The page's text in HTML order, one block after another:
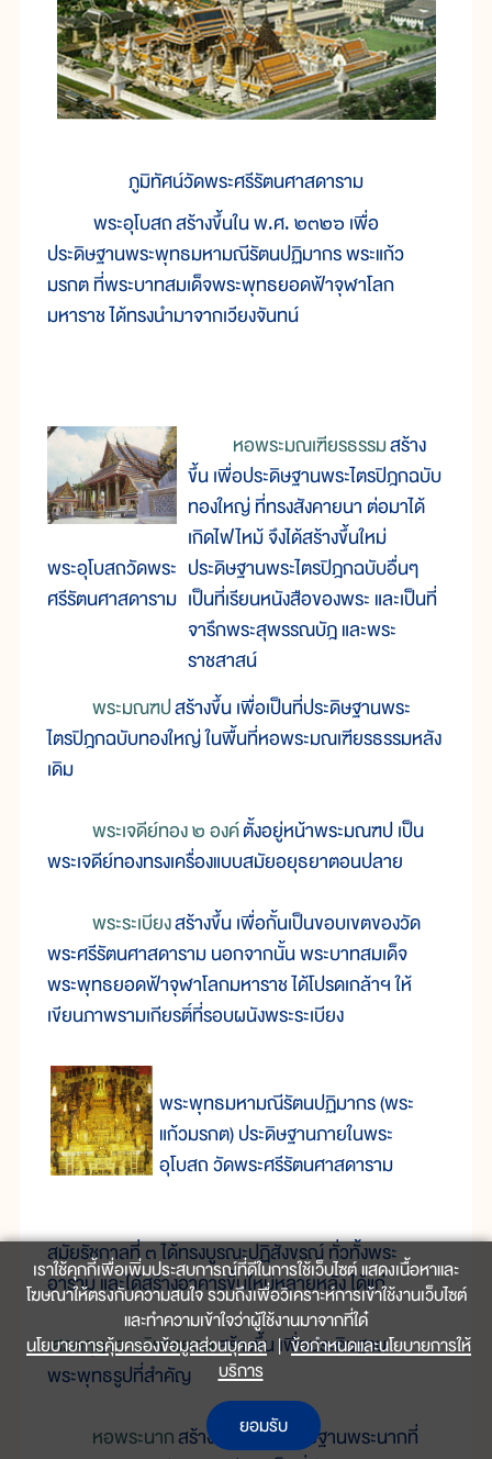
ภูมิทัศน์วัดพระศรีรัตนศาสดาราม
พระอุโบสถ สร้างขึ้นใน พ.ศ. ๒๓๒๖ เพื่อ
ประดิษฐานพระพุทธมหามณีรัตนปฏิมากร พระแก้ว
มรกต ที่พระบาทสมเด็จพระพุทธยอดฟ้าจุฬาโลก
มหาราช ได้ทรงนำมาจากเวียงจันทน์
พระอุโบสถวัดพระ
ศรีรัตนศาสดาราม
หอพระมณเฑียรธรรมสร้าง
ขึ้น เพื่อประดิษฐานพระไตรปิฎกฉบับ
ทองใหญ่ ที่ทรงสังคายนา ต่อมาได้
เกิดไฟไหม้ จึงได้สร้างขึ้นใหม่
ประดิษฐานพระไตรปิฎกฉบับอื่นๆ
เป็นที่เรียนหนังสือของพระ และเป็นที่
จารึกพระสุพรรณบัฎ และพระ
ราชสาสน์
พระมณฑปสร้างขึ้น เพื่อเป็นที่ประดิษฐานพระ
ไตรปิฎกฉบับทองใหญ่ ในพื้นที่หอพระมณเฑียรธรรมหลัง
เดิม
พระเจดีย์ทอง ๒ องค์ตั้งอยู่หน้าพระมณฑป เป็น
พระเจดีย์ทองทรงเครื่องแบบสมัยอยุธยาตอนปลาย
พระระเบียงสร้างขึ้น เพื่อกั้นเป็นขอบเขตของวัด
พระศรีรัตนศาสดาราม นอกจากนั้น พระบาทสมเด็จ
พระพุทธยอดฟ้าจุฬาโลกมหาราช ได้โปรดเกล้าฯ ให้
เขียนภาพรามเกียรติ์ที่รอบผนังพระระเบียง
พระพุทธมหามณีรัตนปฏิมากร (พระ
แก้วมรกต) ประดิษฐานภายในพระ
อุโบสถ วัดพระศรีรัตนศาสดาราม
สมัยรัชกาลที่ ๓ ได้ทรงบูรณะปฏิสังขรณ์ ทั่วทั้งพระ
อาราม และได้สร้างอาคารขึ้นใหม่หลายหลัง ได้แก่
เศวตกุฎาคารวิหารยอดสร้างขึ้น เพื่อประดิษฐาน
พระพุทธรูปที่สำคัญ
หอพระนากสร้างขึ้น เพื่อประดิษฐานพระนากที่
เราใช้คุกกี้เพื่อเพิ่มประสบการณ์ที่ดีในการใช้เว็บไซต์ แสดงเนื้อหาและ
โฆษณาให้ตรงกับความสนใจ รวมถึงเพื่อวิเคราะห์การเข้าใช้งานเว็บไซต์
และทำความเข้าใจว่าผู้ใช้งานมาจากที่ใด๋
นโยบายการคุ้มครองข้อมูลส่วนบุคคล |ข้อกำหนดและนโยบายการให้
บริการ
ยอมรับ